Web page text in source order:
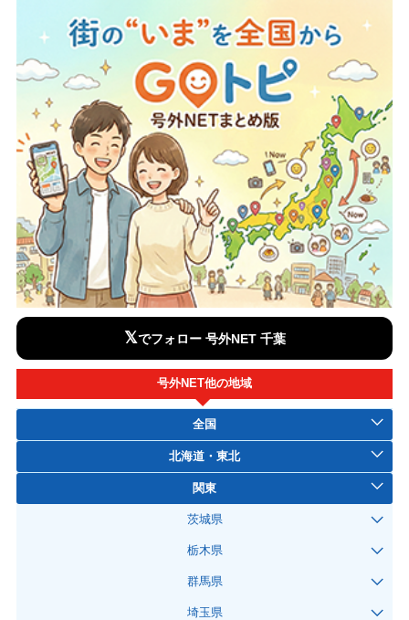
𝕏でフォロー 号外NET 千葉
号外NET他の地域
全国
北海道・東北
関東
茨城県
栃木県
群馬県
埼玉県